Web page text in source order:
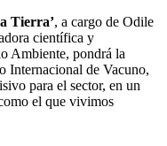
Tierra’, a cargo de Odile
científica y
Ambiente, pondrá la
Internacional de Vacuno,
para el sector, en un
el que vivimos